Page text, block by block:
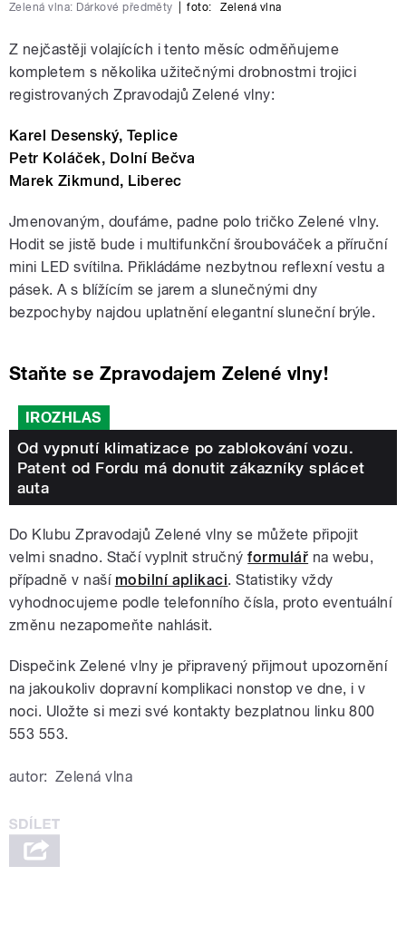
Zelená vlna: Dárkové předměty foto: Zelená vlna
Z nejčastěji volajících i tento měsíc odměňujeme
kompletem s několika užitečnými drobnostmi trojici
registrovaných Zpravodajů Zelené vlny:
Karel Desenský, Teplice
Petr Koláček, Dolní Bečva
Marek Zikmund, Liberec
Jmenovaným, doufáme, padne polo tričko Zelené vlny.
Hodit se jistě bude i multifunkční šroubováček a příruční
mini LED svítilna. Přikládáme nezbytnou reflexní vestu a
pásek. A s blížícím se jarem a slunečnými dny
bezpochyby najdou uplatnění elegantní sluneční brýle.
Staňte se Zpravodajem Zelené vlny!
IROZHLAS
Od vypnutí klimatizace po zablokování vozu.
Patent od Fordu má donutit zákazníky splácet
auta
Do Klubu Zpravodajů Zelené vlny se můžete připojit
velmi snadno. Stačí vyplnit stručnýformulář na webu,
případně v naší mobilní aplikaci. Statistiky vždy
vyhodnocujeme podle telefonního čísla, proto eventuální
změnu nezapomeňte nahlásit.
Dispečink Zelené vlny je připravený přijmout upozornění
na jakoukoliv dopravní komplikaci nonstop ve dne, i v
noci. Uložte si mezi své kontakty bezplatnou linku 800
553 553.
autor: Zelená vlna